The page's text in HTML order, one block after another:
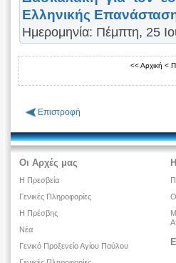
Ελληνικής
Ημερομηνία: Πέμπτη, 25
<< Αρχική <
Επιστροφή
Οι Αρχές μας
Η Πρεσβεία
Γενικές Πληροφορίες
Η Πρέσβης
Νέα
Γενικό Προξενείο Αγίου Παύλου